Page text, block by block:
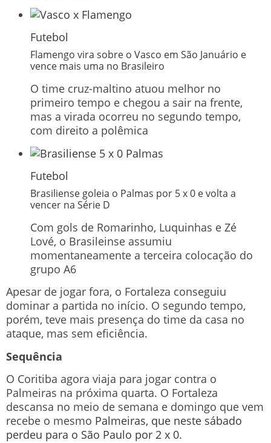
Futebol
Flamengo vira sobre o Vasco em São Januário e
vence mais uma no Brasileiro
O time cruz-maltino atuou melhor no
primeiro tempo e chegou a sair na frente,
mas a virada ocorreu no segundo tempo,
com direito a polêmica
Futebol
Brasiliense goleia o Palmas por 5 x 0 e volta a
vencer na Série D
Com gols de Romarinho, Luquinhas e Zé
Lové, o Brasileinse assumiu
momentaneamente a terceira colocação do
grupo A6
Apesar de jogar fora, o Fortaleza conseguiu
dominar a partida no início. O segundo tempo,
porém, teve mais presença do time da casa no
ataque, mas sem eficiência.
Sequência
O Coritiba agora viaja para jogar contra o
Palmeiras na próxima quarta. O Fortaleza
descansa no meio de semana e domingo que vem
recebe o mesmo Palmeiras, que neste sábado
perdeu para o São Paulo por 2 x 0.